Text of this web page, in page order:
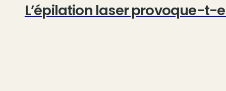
L’épilation laser provoque-t-